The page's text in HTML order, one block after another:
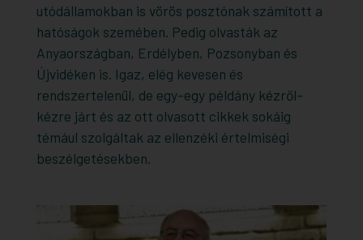
utódállamokban is vörös posztónak számított a
hatóságok szemében. Pedig olvasták az
Anyaországban, Erdélyben, Pozsonyban és
Újvidéken is. Igaz, elég kevesen és
rendszertelenül, de egy-egy példány kézről-
kézre járt és az ott olvasott cikkek sokáig
témául szolgáltak az ellenzéki értelmiségi
beszélgetésekben.